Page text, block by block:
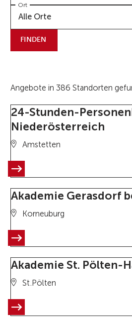
Ort
Alle Orte
FINDEN
Angebote in 386 Standorten
24-Stunden-
Niederösterreich
Amstetten
Akademie Gerasdorf
Korneuburg
Akademie St. Pölten-
St.Pölten